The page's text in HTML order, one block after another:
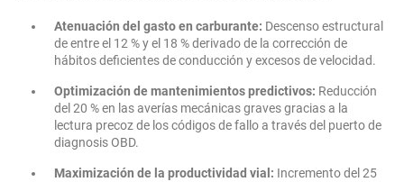
Atenuación del gasto en carburante: Descenso estructural
de entre el 12 % y el 18 % derivado de la corrección de
hábitos deficientes de conducción y excesos de velocidad.
Optimización de mantenimientos predictivos: Reducción
del 20 % en las averías mecánicas graves gracias a la
lectura precoz de los códigos de fallo a través del puerto de
diagnosis OBD.
Maximización de la productividad vial: Incremento del 25